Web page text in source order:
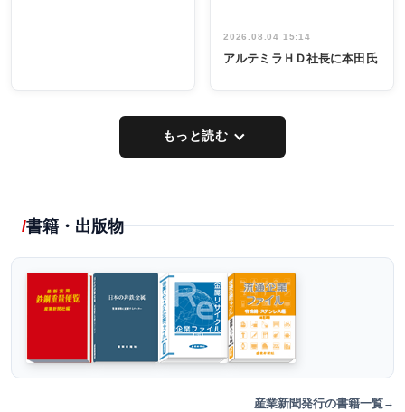
2026.08.04 15:14
アルテミラＨＤ社長に本田氏
もっと読む
書籍・出版物
産業新聞発行の書籍一覧